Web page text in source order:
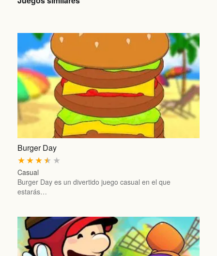
Burger Day
★
★
★
★
★
Casual
Burger Day es un divertido juego casual en el que
estarás…